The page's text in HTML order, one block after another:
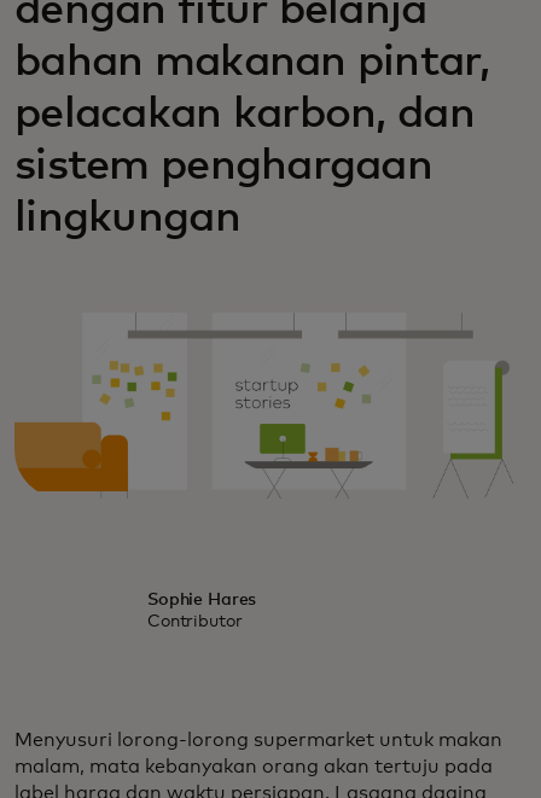
dengan fitur belanja
bahan makanan pintar,
pelacakan karbon, dan
sistem penghargaan
lingkungan
Sophie Hares
Contributor
Menyusuri lorong-lorong supermarket untuk makan
malam, mata kebanyakan orang akan tertuju pada
label harga dan waktu persiapan. Lasagna daging